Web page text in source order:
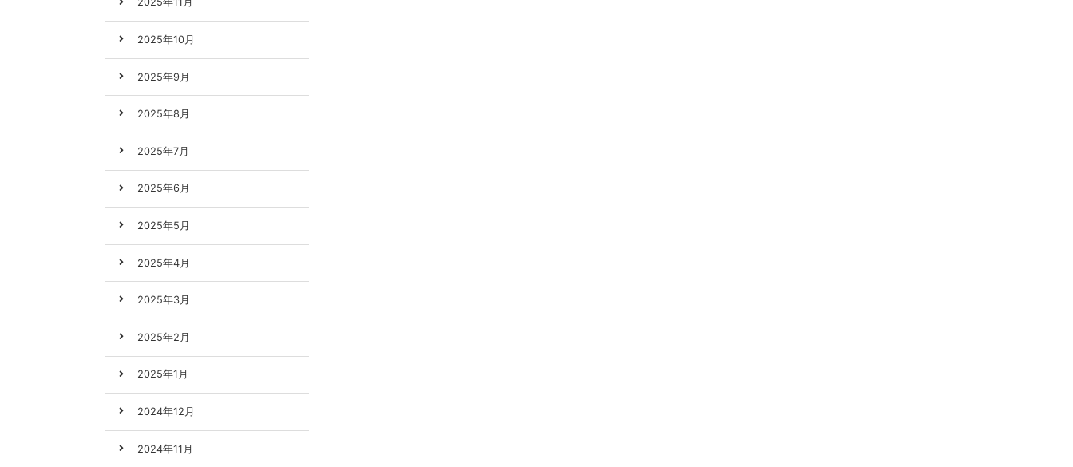
2025年10月
2025年9月
2025年8月
2025年7月
2025年6月
2025年5月
2025年4月
2025年3月
2025年2月
2025年1月
2024年12月
2024年11月